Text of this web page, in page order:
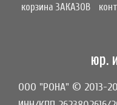
корзина ЗАКАЗОВ
юр.
ООО "РОНА" © 2013-